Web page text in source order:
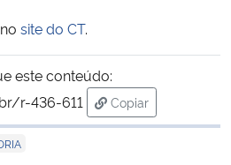
dos Direitos Humanos
site do CT.
este conteúdo:
r-436-611
Copiar
para área de